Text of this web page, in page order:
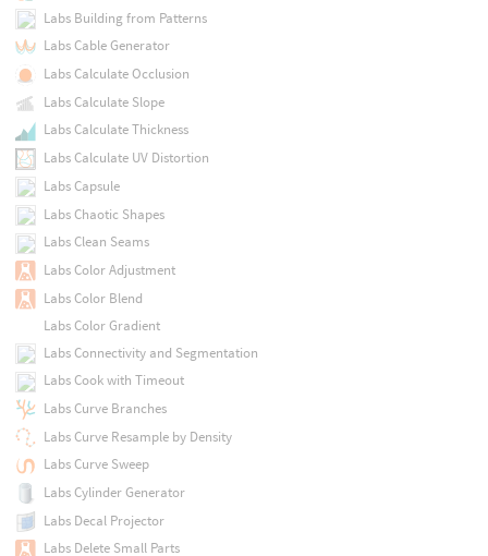
Labs Building from Patterns
Labs Cable Generator
Labs Calculate Occlusion
Labs Calculate Slope
Labs Calculate Thickness
Labs Calculate UV Distortion
Labs Capsule
Labs Chaotic Shapes
Labs Clean Seams
Labs Color Adjustment
Labs Color Blend
Labs Color Gradient
Labs Connectivity and Segmentation
Labs Cook with Timeout
Labs Curve Branches
Labs Curve Resample by Density
Labs Curve Sweep
Labs Cylinder Generator
Labs Decal Projector
Labs Delete Small Parts